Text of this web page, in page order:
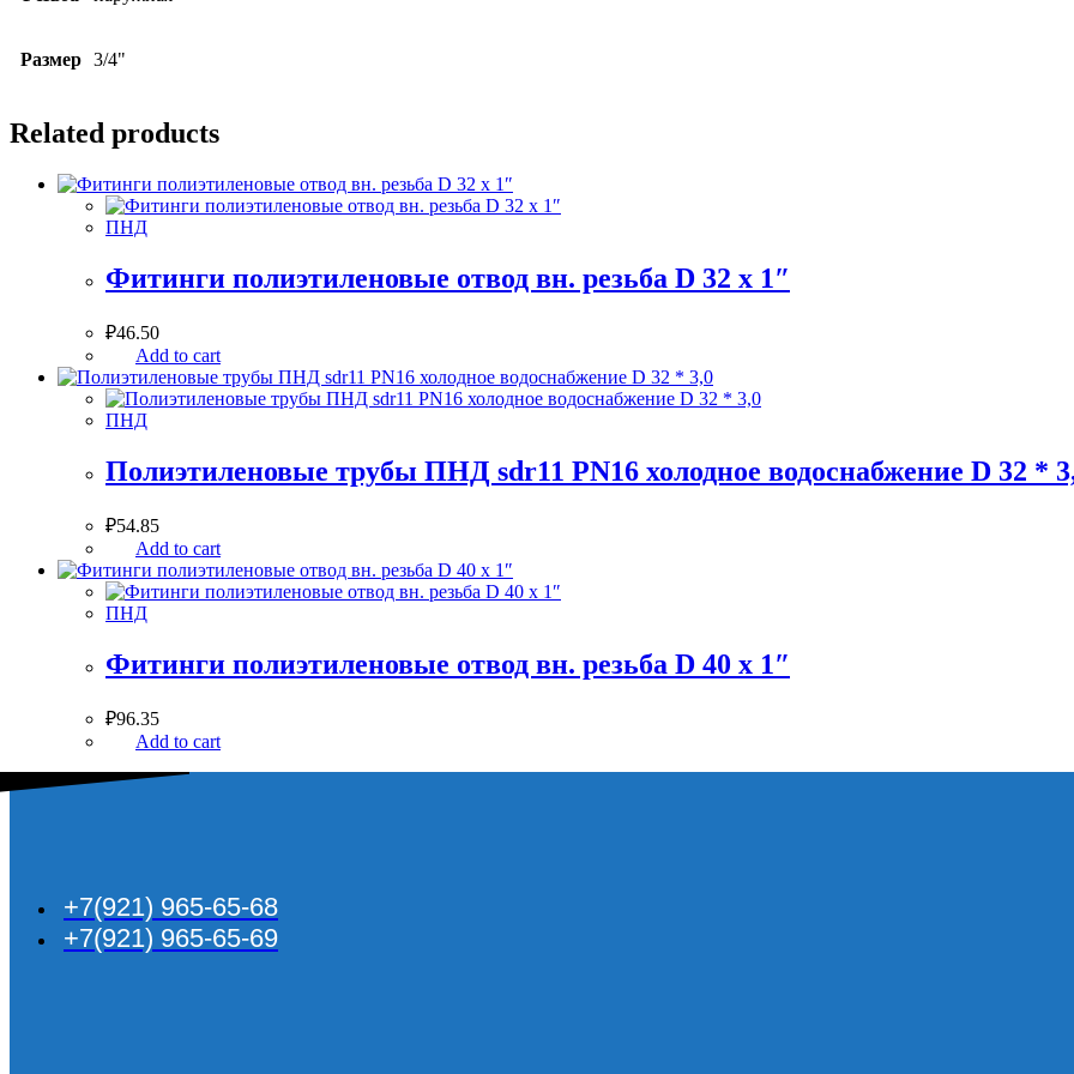
Размер 3/4"
Related products
ПНД
Фитинги полиэтиленовые отвод вн. резьба D 32 x 1″
₽46.50
Add to cart
ПНД
Полиэтиленовые трубы ПНД sdr11 PN16 холодное водоснабжение D 32 *
₽54.85
Add to cart
ПНД
Фитинги полиэтиленовые отвод вн. резьба D 40 x 1″
₽96.35
Add to cart
+7(921) 965-65-68
+7(921) 965-65-69